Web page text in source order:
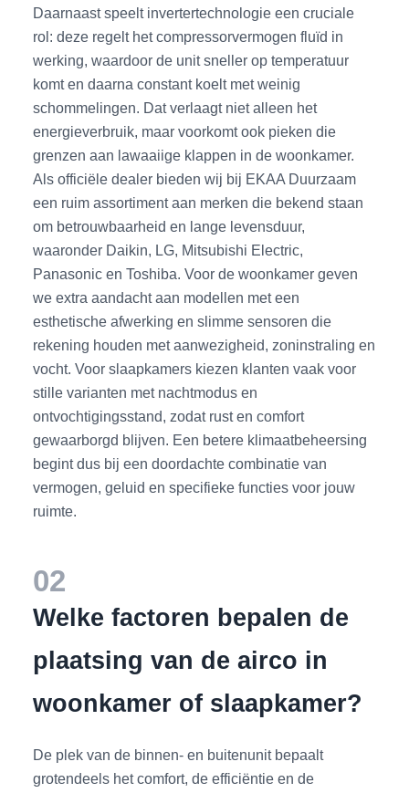
Daarnaast speelt invertertechnologie een cruciale
rol: deze regelt het compressorvermogen fluïd in
werking, waardoor de unit sneller op temperatuur
komt en daarna constant koelt met weinig
schommelingen. Dat verlaagt niet alleen het
energieverbruik, maar voorkomt ook pieken die
grenzen aan lawaaiige klappen in de woonkamer.
Als officiële dealer bieden wij bij EKAA Duurzaam
een ruim assortiment aan merken die bekend staan
om betrouwbaarheid en lange levensduur,
waaronder Daikin, LG, Mitsubishi Electric,
Panasonic en Toshiba. Voor de woonkamer geven
we extra aandacht aan modellen met een
esthetische afwerking en slimme sensoren die
rekening houden met aanwezigheid, zoninstraling en
vocht. Voor slaapkamers kiezen klanten vaak voor
stille varianten met nachtmodus en
ontvochtigingsstand, zodat rust en comfort
gewaarborgd blijven. Een betere klimaatbeheersing
begint dus bij een doordachte combinatie van
vermogen, geluid en specifieke functies voor jouw
ruimte.
02
Welke factoren bepalen de
plaatsing van de airco in
woonkamer of slaapkamer?
De plek van de binnen- en buitenunit bepaalt
grotendeels het comfort, de efficiëntie en de